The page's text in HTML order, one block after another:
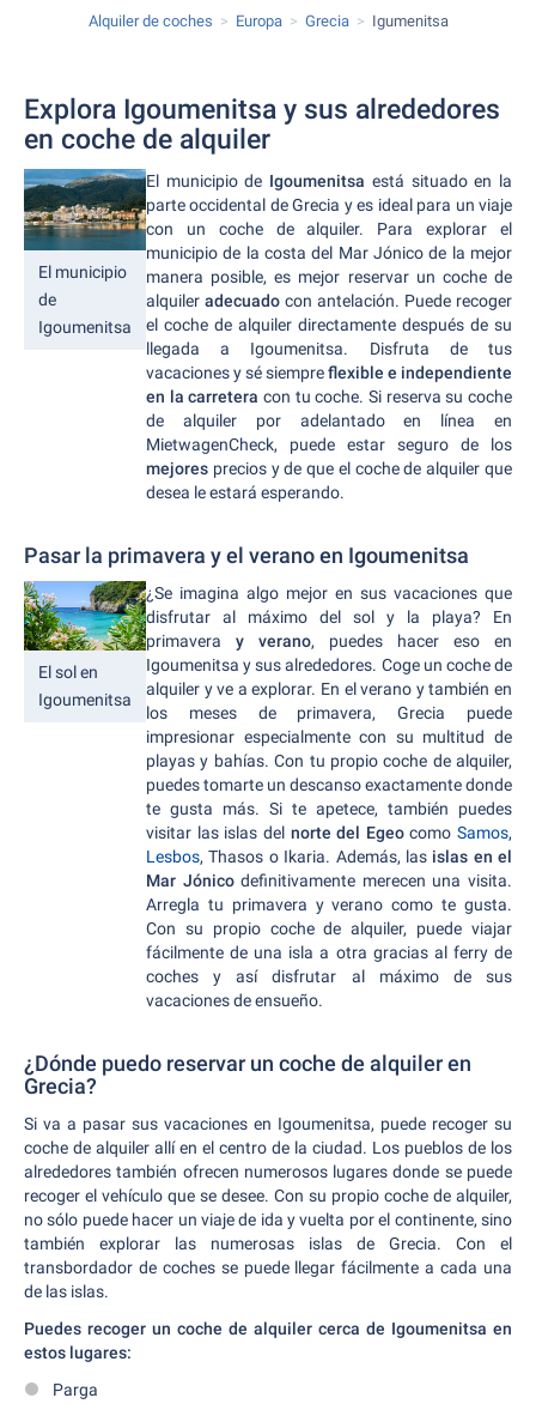
Alquiler de coches Europa Grecia Igumenitsa
Explora Igoumenitsa y sus alrededores
en coche de alquiler
El municipio
de
Igoumenitsa
El municipio de Igoumenitsa está situado en la
parte occidental de Grecia y es ideal para un viaje
con un coche de alquiler. Para explorar el
municipio de la costa del Mar Jónico de la mejor
manera posible, es mejor reservar un coche de
alquiler adecuado con antelación. Puede recoger
el coche de alquiler directamente después de su
llegada a Igoumenitsa. Disfruta de tus
vacaciones y sé siempreflexible e independiente
en la carretera con tu coche. Si reserva su coche
de alquiler por adelantado en línea en
MietwagenCheck, puede estar seguro de los
mejores precios y de que el coche de alquiler que
desea le estará esperando.
Pasar la primavera y el verano en Igoumenitsa
El sol en
Igoumenitsa
¿Se imagina algo mejor en sus vacaciones que
disfrutar al máximo del sol y la playa? En
primavera y verano, puedes hacer eso en
Igoumenitsa y sus alrededores. Coge un coche de
alquiler y ve a explorar. En el verano y también en
los meses de primavera, Grecia puede
impresionar especialmente con su multitud de
playas y bahías. Con tu propio coche de alquiler,
puedes tomarte un descanso exactamente donde
te gusta más. Si te apetece, también puedes
visitar las islas delnorte del Egeocomo Samos,
Lesbos, Thasos o Ikaria. Además, las islas en el
Mar Jónicodefinitivamente merecen una visita.
Arregla tu primavera y verano como te gusta.
Con su propio coche de alquiler, puede viajar
fácilmente de una isla a otra gracias al ferry de
coches y así disfrutar al máximo de sus
vacaciones de ensueño.
¿Dónde puedo reservar un coche de alquiler en
Grecia?
Si va a pasar sus vacaciones en Igoumenitsa, puede recoger su
coche de alquiler allí en el centro de la ciudad. Los pueblos de los
alrededores también ofrecen numerosos lugares donde se puede
recoger el vehículo que se desee. Con su propio coche de alquiler,
no sólo puede hacer un viaje de ida y vuelta por el continente, sino
también explorar las numerosas islas de Grecia. Con el
transbordador de coches se puede llegar fácilmente a cada una
de las islas.
Puedes recoger un coche de alquiler cerca de Igoumenitsa en
estos lugares:
Parga